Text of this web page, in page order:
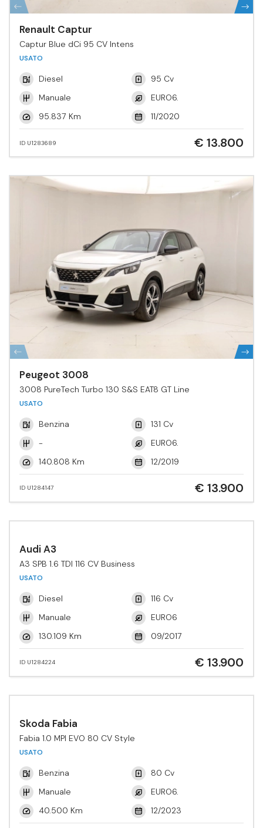
Renault Captur
Captur Blue dCi 95 CV Intens
USATO
Diesel
95 Cv
Manuale
EURO6.
95.837 Km
11/2020
ID U1283689 € 13.800
Peugeot 3008
3008 PureTech Turbo 130 S&S EAT8 GT Line
USATO
Benzina
131 Cv
-
EURO6.
140.808 Km
12/2019
ID U1284147 € 13.900
Audi A3
A3 SPB 1.6 TDI 116 CV Business
USATO
Diesel
116 Cv
Manuale
EURO6
130.109 Km
09/2017
ID U1284224 € 13.900
Skoda Fabia
Fabia 1.0 MPI EVO 80 CV Style
USATO
Benzina
80 Cv
Manuale
EURO6.
40.500 Km
12/2023